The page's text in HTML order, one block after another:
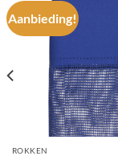
Aanbieding!
ROKKEN